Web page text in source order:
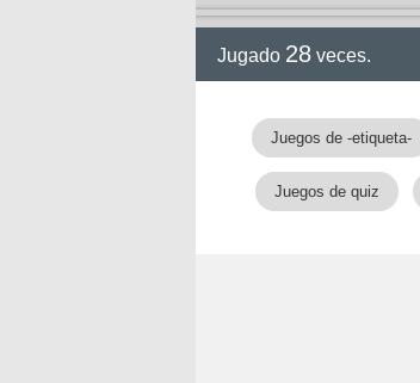
Jugado 28 veces.
Juegos de -etiqueta-
Juegos de quiz